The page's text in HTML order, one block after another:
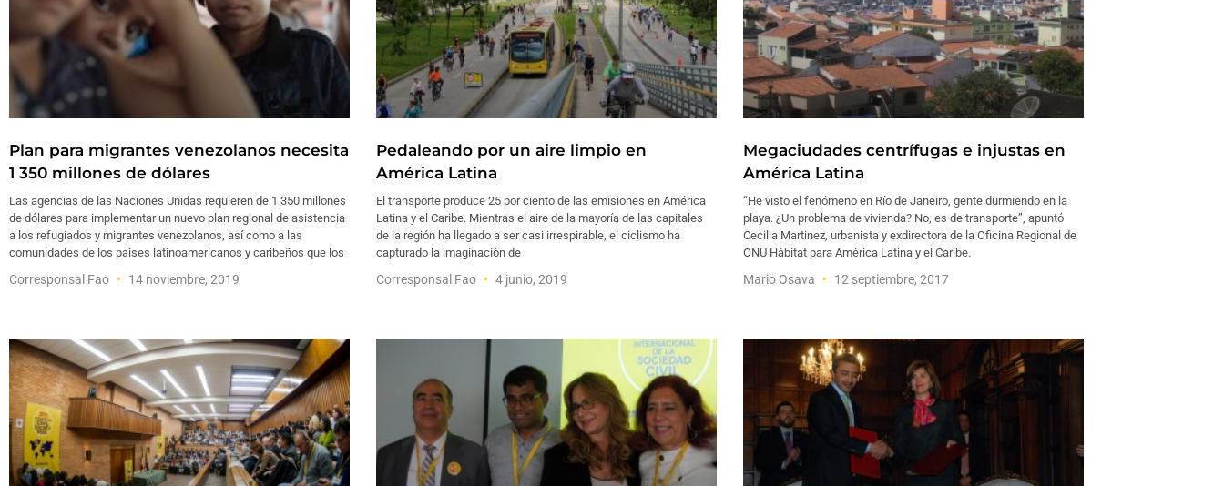
Plan para migrantes venezolanos necesita
1 350 millones de dólares
Las agencias de las Naciones Unidas requieren de 1 350 millones
de dólares para implementar un nuevo plan regional de asistencia
a los refugiados y migrantes venezolanos, así como a las
comunidades de los países latinoamericanos y caribeños que los
Corresponsal Fao 14 noviembre, 2019
Pedaleando por un aire limpio en
América Latina
El transporte produce 25 por ciento de las emisiones en América
Latina y el Caribe. Mientras el aire de la mayoría de las capitales
de la región ha llegado a ser casi irrespirable, el ciclismo ha
capturado la imaginación de
Corresponsal Fao 4 junio, 2019
Megaciudades centrífugas e injustas en
América Latina
“He visto el fenómeno en Río de Janeiro, gente durmiendo en la
playa. ¿Un problema de vivienda? No, es de transporte”, apuntó
Cecilia Martinez, urbanista y exdirectora de la Oficina Regional de
ONU Hábitat para América Latina y el Caribe.
Mario Osava 12 septiembre, 2017